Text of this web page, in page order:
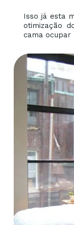
Isso já esta
otimização
cama ocupar